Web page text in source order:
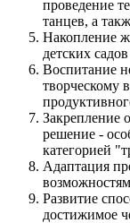
проведение
танцев, а
Накопление
детских
Воспитание
творческому
Закрепление
решение -
категорией
Адаптация
Развитие
достижимое